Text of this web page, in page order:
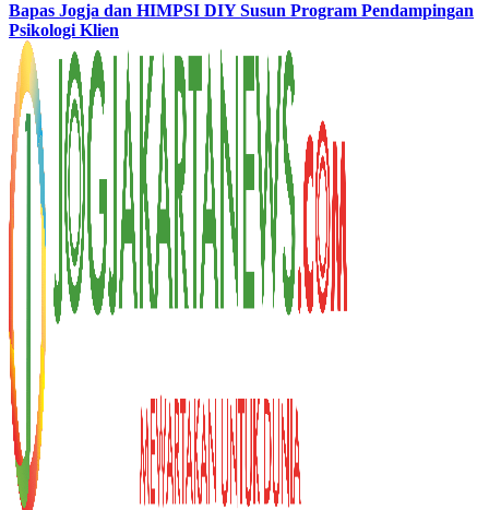
Bapas Jogja dan HIMPSI DIY Susun Program Pendampingan
Psikologi Klien